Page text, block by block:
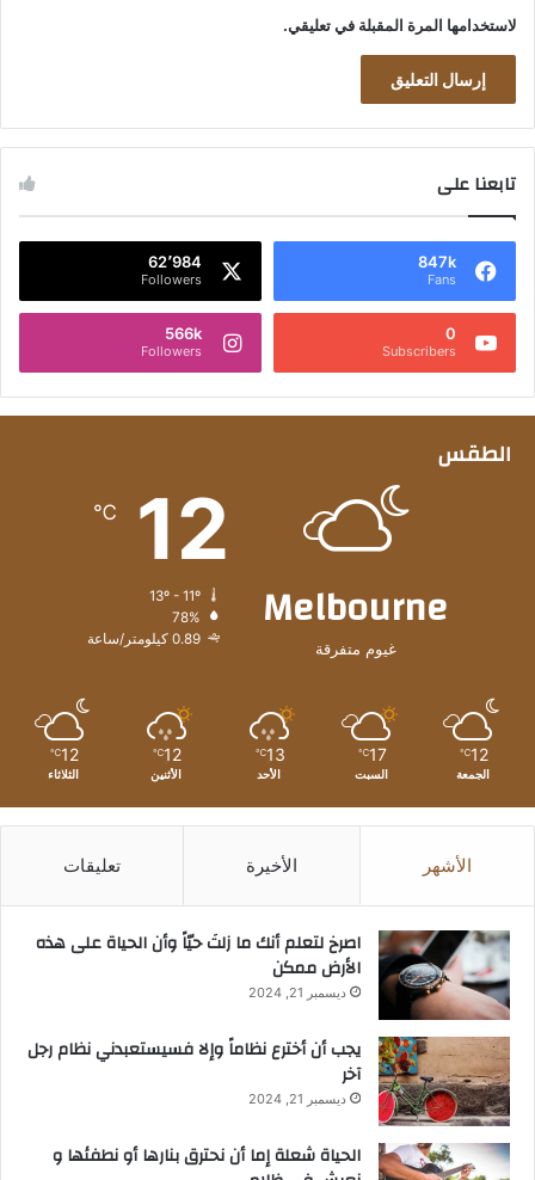
لاستخدامها المرة المقبلة في تعليقي.
تابعنا على
847k
Fans
62٬984
Followers
0
Subscribers
566k
Followers
الطقس
Melbourne
غيوم متفرقة
12
℃
78%
0.89 كيلومتر/ساعة
12
℃
الجمعة
17
℃
السبت
13
℃
الأحد
12
℃
الأثنين
12
℃
الثلاثاء
الأشهر الأخيرة تعليقات
‫اصرخ لتعلم أنك ما زلتَ حيّاً وأن الحياة على هذه
الأرض ممكن
ديسمبر 21, 2024
يجب أن أخترع نظاماً وإلا فسيستعبدني نظام رجل
آخر
ديسمبر 21, 2024
الحياة شعلة إما أن نحترق بنارها أو نطفئها و